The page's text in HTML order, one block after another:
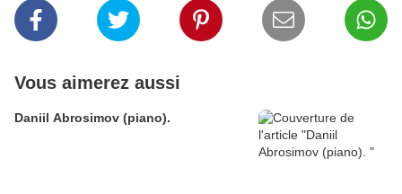
Vous aimerez aussi
Daniil Abrosimov (piano).